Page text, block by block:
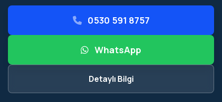
0530 591 8757
WhatsApp
Detaylı Bilgi